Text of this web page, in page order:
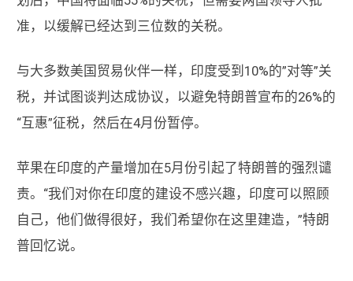
准，以缓解已经达到三位数的关税。
与大多数美国贸易伙伴一样，印度受到10%的”对等”关
税，并试图谈判达成协议，以避免特朗普宣布的26%的
“互惠”征税，然后在4月份暂停。
苹果在印度的产量增加在5月份引起了特朗普的强烈谴
责。“我们对你在印度的建设不感兴趣，印度可以照顾
自己，他们做得很好，我们希望你在这里建造，”特朗
普回忆说。